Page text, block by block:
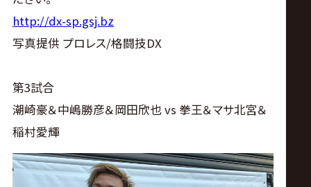
サ
イ
ト
http://dx-sp.gsj.bz
写真提供 プロレス/格闘技DX
第3試合
潮崎豪＆中嶋勝彦＆岡田欣也 vs 拳王＆マサ北宮＆
稲村愛輝